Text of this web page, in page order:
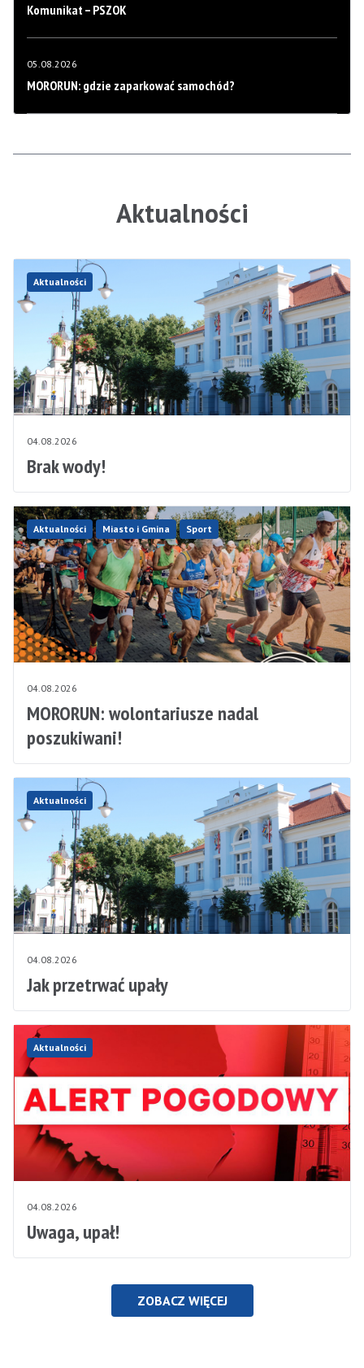
Komunikat – PSZOK
05.08.2026
MORORUN: gdzie zaparkować samochód?
Aktualności
Aktualności
04.08.2026
Brak wody!
Aktualności Miasto i Gmina Sport
04.08.2026
MORORUN: wolontariusze nadal
poszukiwani!
Aktualności
04.08.2026
Jak przetrwać upały
Aktualności
04.08.2026
Uwaga, upał!
ZOBACZ WIĘCEJ